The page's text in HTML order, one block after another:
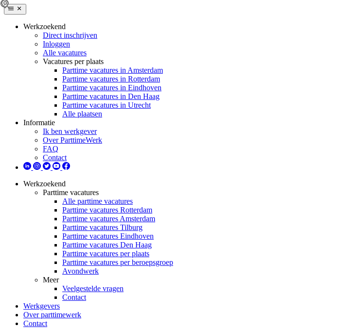
Werkzoekend
Direct inschrijven
Inloggen
Alle vacatures
Vacatures per plaats
Parttime vacatures in Amsterdam
Parttime vacatures in Rotterdam
Parttime vacatures in Eindhoven
Parttime vacatures in Den Haag
Parttime vacatures in Utrecht
Alle plaatsen
Informatie
Ik ben werkgever
Over ParttimeWerk
FAQ
Contact
Werkzoekend
Parttime vacatures
Alle parttime vacatures
Parttime vacatures Rotterdam
Parttime vacatures Amsterdam
Parttime vacatures Tilburg
Parttime vacatures Eindhoven
Parttime vacatures Den Haag
Parttime vacatures per plaats
Parttime vacatures per beroepsgroep
Avondwerk
Meer
Veelgestelde vragen
Contact
Werkgevers
Over parttimewerk
Contact